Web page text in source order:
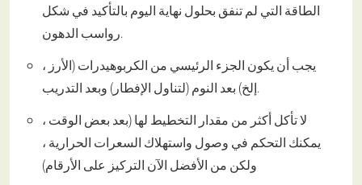
الطاقة التي لم تنفق بحلول نهاية اليوم بالتأكيد في شكل
رواسب الدهون.
يجب أن يكون الجزء الرئيسي من الكربوهيدرات (الأرز ،
إلخ) بعد النوم (لتناول الإفطار) وبعد التدريب.
لا تأكل أكثر من مقدار التخطيط لها (بعد بعض الوقت ،
يمكنك التحكم في وصول واستهلاك السعرات الحرارية ،
ولكن من الأفضل الآن التركيز على الأرقام)